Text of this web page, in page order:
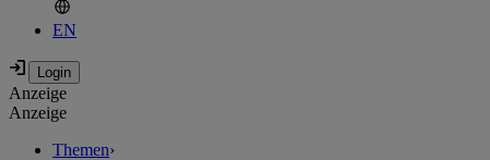
EN
Anzeige
Anzeige
Themen›